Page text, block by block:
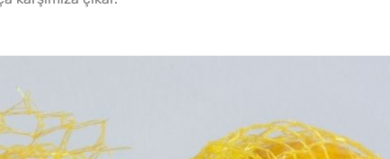
İçine Ne Konur?